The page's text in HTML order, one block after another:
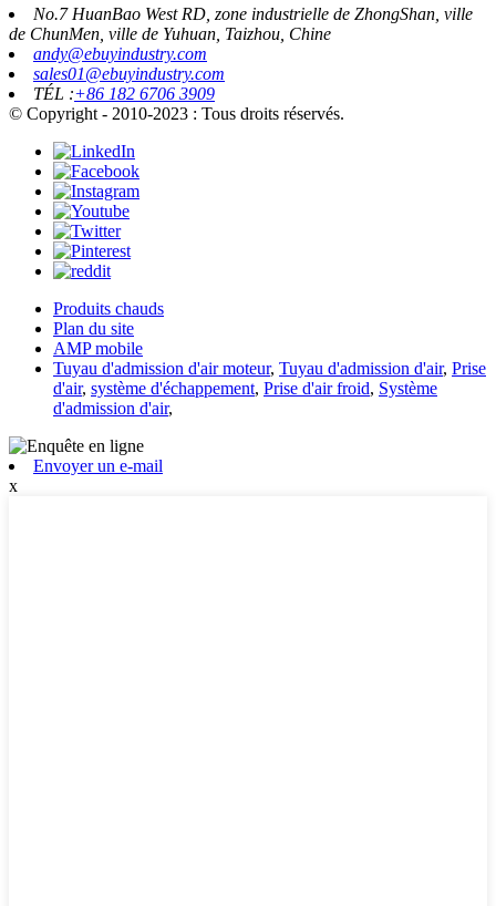
No.7 HuanBao West RD, zone industrielle de ZhongShan, ville
de ChunMen, ville de Yuhuan, Taizhou, Chine
andy@ebuyindustry.com
sales01@ebuyindustry.com
TÉL :+86 182 6706 3909
© Copyright - 2010-2023 : Tous droits réservés.
Produits chauds
Plan du site
AMP mobile
Tuyau d'admission d'air moteur, Tuyau d'admission d'air, Prise
d'air, système d'échappement, Prise d'air froid, Système
d'admission d'air,
Envoyer un e-mail
x